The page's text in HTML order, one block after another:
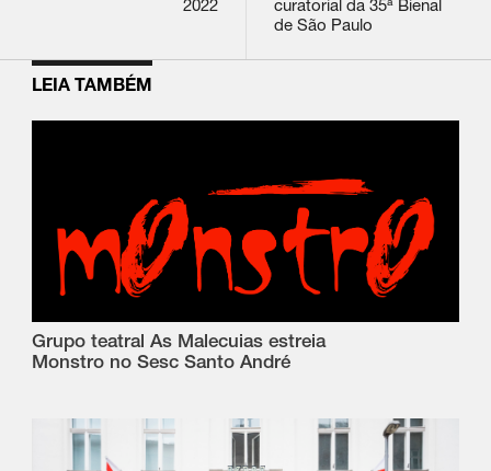
2022
curatorial da 35ª Bienal
de São Paulo
LEIA TAMBÉM
Grupo teatral As Malecuias estreia
Monstro no Sesc Santo André